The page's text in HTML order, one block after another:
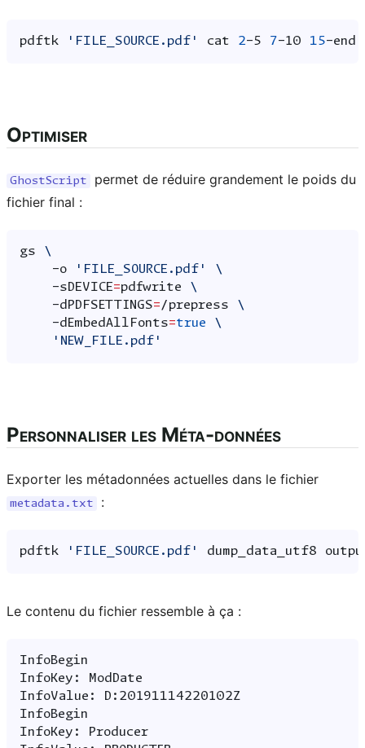
pdftk 'FILE_SOURCE.pdf' cat 2-5 7-10 15-end
Optimiser
GhostScript
permet de réduire grandement le poids du
fichier final :
gs
\
-o
'FILE_SOURCE.pdf'
\
-sDEVICE=pdfwrite
\
-dPDFSETTINGS= /prepress
\
-dEmbedAllFonts=true
\
'NEW_FILE.pdf'
Personnaliser les Méta-données
Exporter les métadonnées actuelles dans le fichier
metadata.txt :
pdftk 'FILE_SOURCE.pdf' dump_data_utf8
Le contenu du fichier ressemble à ça :